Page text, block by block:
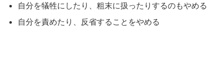
自分を犠牲にしたり、粗末に扱ったりするのもやめる
自分を責めたり、反省することをやめる